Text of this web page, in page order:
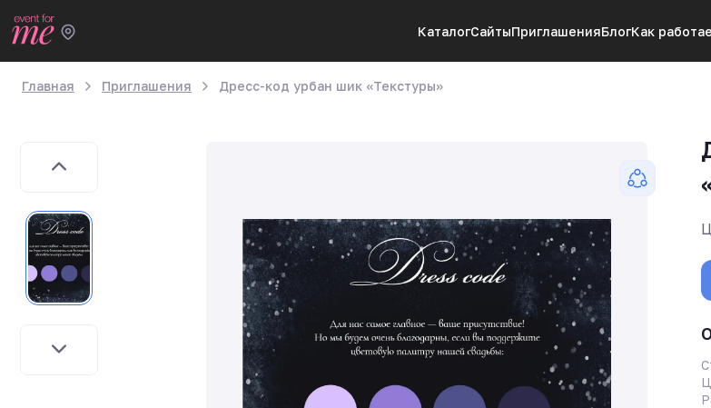
КаталогСайтыПриглашенияБлогКак
Главная Приглашения Дресс-код урбан шик «Текстуры»